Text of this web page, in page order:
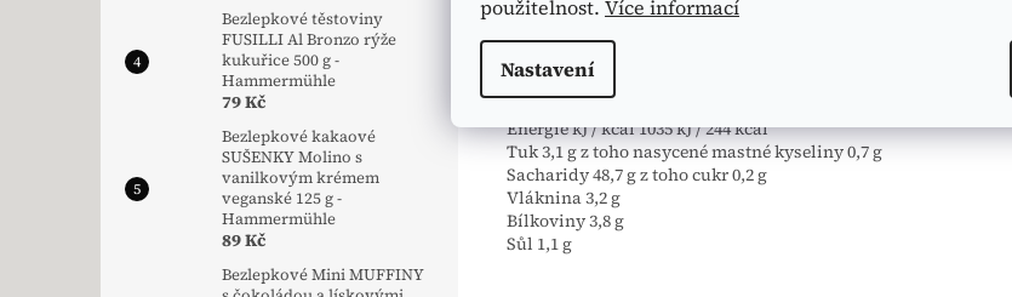
použitelnost. Více informací
Nastavení
Bezlepkové těstoviny
FUSILLI Al Bronzo rýže
kukuřice 500 g -
Hammermühle
79 Kč
Bezlepkové kakaové
SUŠENKY Molino s
vanilkovým krémem
veganské 125 g -
Hammermühle
89 Kč
Bezlepkové Mini MUFFINY
vločky*, zahušťovadlo: guma guar*, droždí*;
* z ekologického zemědělství
Výživové hodnoty a výsledky analýzy na 100 g
Energie kJ / kcal 1035 kJ / 244 kcal
Tuk 3,1 g z toho nasycené mastné kyseliny 0,7 g
Sacharidy 48,7 g z toho cukr 0,2 g
Vláknina 3,2 g
Bílkoviny 3,8 g
Sůl 1,1 g